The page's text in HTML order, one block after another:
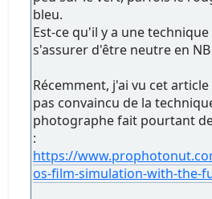
bleu.
Est-ce qu'il y a une
s'assurer d'être neutre en NB
Récemment, j'ai vu cet
pas convaincu de la
photographe fait pourtant
:
https://
os-film-simulation-with-the-